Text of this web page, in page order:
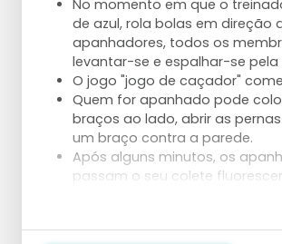
No momento em que o
de azul, rola bolas em direção
apanhadores, todos os
levantar-se e espalhar-se pela
O jogo "jogo de caçador"
Quem for apanhado pode
braços ao lado, abrir as
um braço contra a parede.
Após alguns minutos, os
passam o seu colete